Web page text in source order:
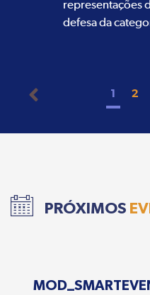
representações
defesa da
1 2
PRÓXIMOS